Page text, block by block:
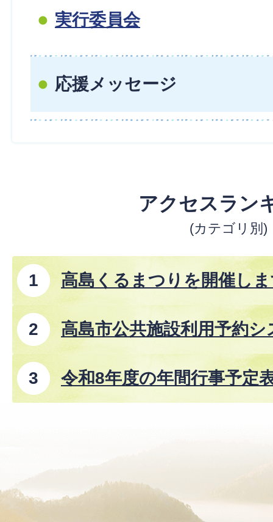
実行委員会
応援メッセージ
アクセスラン
(カテゴリ別)
高島くるまつりを開催し
高島市公共施設利用予約
令和8年度の年間行事予定